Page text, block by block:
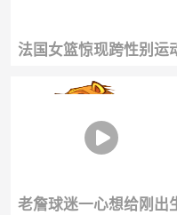
法国女篮惊现跨性别运
员！场均21+20！能打
WNBA吗？
老詹球迷一心想给刚出